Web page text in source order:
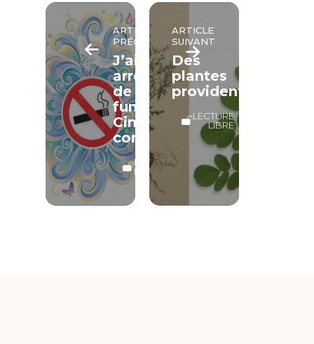
ARTICLE
PRÉCÉDENT
J’aimerais
arrêter
de
fumer.
Cinq
conseils
LECTURE
LIBRE
ARTICLE
SUIVANT
Des
plantes
providentielles
LECTURE
LIBRE